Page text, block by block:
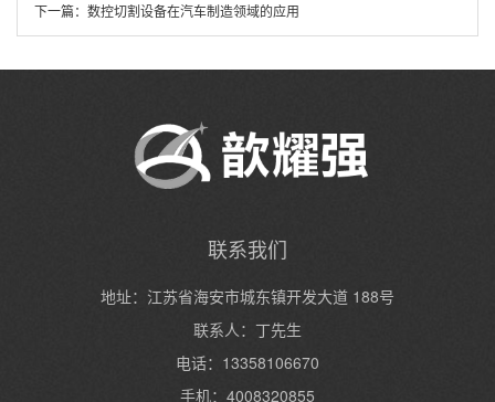
下一篇： 数控切割设备在汽车制造领域的应用
联系我们
地址：江苏省海安市城东镇开发大道 188号
联系人：丁先生
电话：13358106670
手机：4008320855